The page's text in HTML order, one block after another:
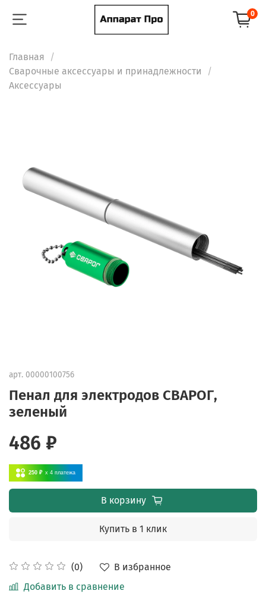
0
Главная
Сварочные аксессуары и принадлежности
Аксессуары
арт. 00000100756
Пенал для электродов СВАРОГ,
зеленый
(0)
В избранное
Добавить в сравнение
486 ₽
250 ₽ x 4 платежа
В корзину
Купить в 1 клик